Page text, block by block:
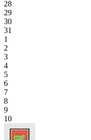
28
29
30
31
1
2
3
4
5
6
7
8
9
10